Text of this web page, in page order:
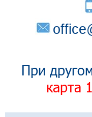
При
карта